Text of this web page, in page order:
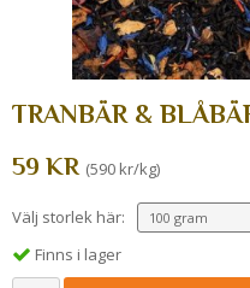
TRANBÄR &
59 KR (590 kr/kg)
Välj storlek här:
Finns i lager